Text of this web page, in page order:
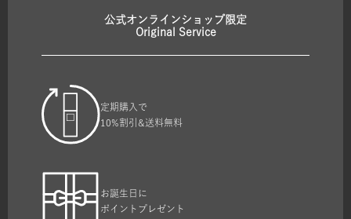
公式オンラインショップ限定
Original Service
定期購入で
10%割引&送料無料
お誕生日に
ポイントプレゼント